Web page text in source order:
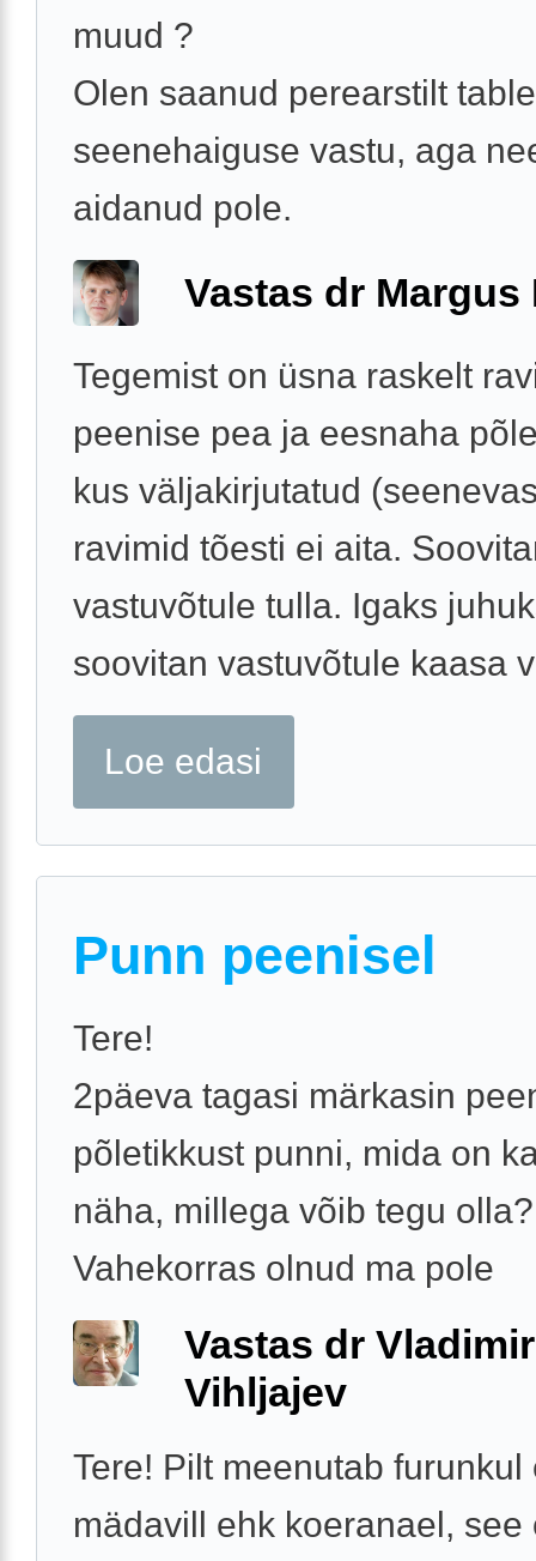
muud ?
Olen saanud perearstilt
seenehaiguse vastu, aga
aidanud pole.
Vastas dr Margus
Tegemist on üsna raskelt
peenise pea ja eesnaha
kus väljakirjutatud
ravimid tõesti ei aita.
vastuvõtule tulla. Igaks
soovitan vastuvõtule kaasa
Loe edasi
Punn peenisel
Tere!
2päeva tagasi märkasin
põletikkust punni, mida on
näha, millega võib tegu olla?
Vahekorras olnud ma pole
Vastas dr Vladimir
Vihljajev
Tere! Pilt meenutab furunkul
mädavill ehk koeranael, see